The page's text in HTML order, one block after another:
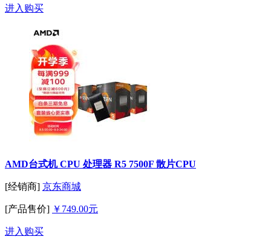
进入购买
AMD台式机 CPU 处理器 R5 7500F 散片CPU
[经销商] 京东商城
[产品售价] ￥749.00元
进入购买